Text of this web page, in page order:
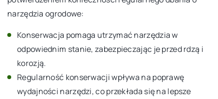
narzędzia ogrodowe:
Konserwacja pomaga utrzymać narzędzia w
odpowiednim stanie, zabezpieczając je przed rdzą i
korozją.
Regularność konserwacji wpływa na poprawę
wydajności narzędzi, co przekłada się na lepsze